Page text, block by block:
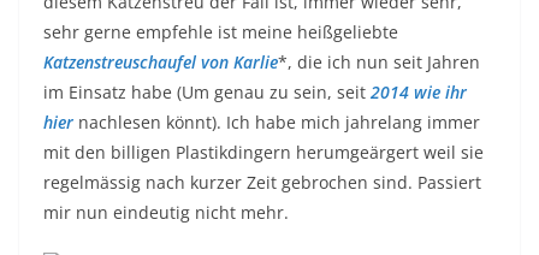
sehr gerne empfehle ist meine heißgeliebte
Katzenstreuschaufel von Karlie*, die ich nun seit Jahren
im Einsatz habe (Um genau zu sein, seit 2014 wie ihr
hier nachlesen könnt). Ich habe mich jahrelang immer
mit den billigen Plastikdingern herumgeärgert weil sie
regelmässig nach kurzer Zeit gebrochen sind. Passiert
mir nun eindeutig nicht mehr.